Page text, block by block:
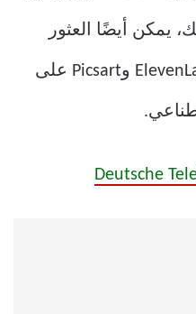
يمكن أيضًا العثور
على Google Cloud AI وElevenLabs وPicsart على
Deutsche